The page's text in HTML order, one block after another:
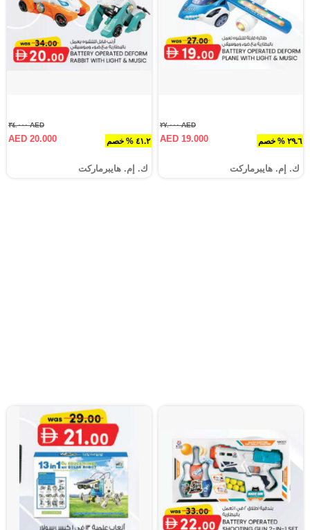
٢٩.٦ % خصم
AED ٢٧.٠٠٠
AED 19.000
ك. إم. هايبرماركت
٤١.٢ % خصم
AED ٣٤.٠٠٠
AED 20.000
ك. إم. هايبرماركت